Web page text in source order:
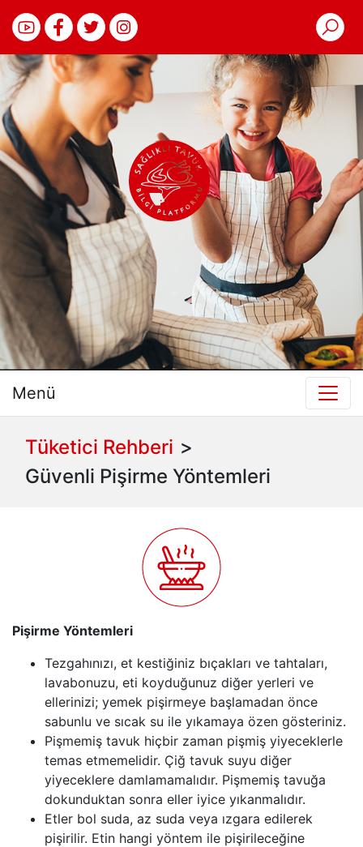
Menü
Tüketici Rehberi >
Güvenli Pişirme Yöntemleri
Pişirme Yöntemleri
Tezgahınızı, et kestiğiniz bıçakları ve tahtaları,
lavabonuzu, eti koyduğunuz diğer yerleri ve
ellerinizi; yemek pişirmeye başlamadan önce
sabunlu ve sıcak su ile yıkamaya özen gösteriniz.
Pişmemiş tavuk hiçbir zaman pişmiş yiyeceklerle
temas etmemelidir. Çiğ tavuk suyu diğer
yiyeceklere damlamamalıdır. Pişmemiş tavuğa
dokunduktan sonra eller iyice yıkanmalıdır.
Etler bol suda, az suda veya ızgara edilerek
pişirilir. Etin hangi yöntem ile pişirileceğine